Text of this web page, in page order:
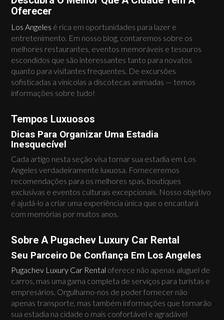
Oferecer
Los Angeles é rica em oportunidades para lazer e
entretenimento. Em nosso blog, contaremos sobre os
melhores restaurantes, eventos memoráveis e tesouros
escondidos que são interessantes tanto para novatos
quanto para visitantes frequentes. De excursões
sofisticadas a vinícolas a discotecas animadas — temos
informações sobre tudo!
Tempos Luxuosos
Dicas Para Organizar Uma Estadia
Inesquecível
Cada artigo nesta seção visa tornar sua estadia em Los
Angeles verdadeiramente luxuosa. Forneceremos
recomendações para os melhores spas, boutiques
exclusivas e eventos culturais excepcionais. Nosso objetivo
é ajudá-lo a criar uma experiência única que o encantará
com memórias por muitos anos.
Sobre A Pugachev Luxury Car Rental
Seu Parceiro De Confiança Em Los Angeles
Pugachev Luxury Car Rental oferece não apenas aluguel de
carros, mas uma gama completa de serviços para turistas e
empresários. Orgulhamo-nos de poder fornecer não
apenas transporte, mas também informações que tornarão
sua estadia na cidade o mais confortável e agradável